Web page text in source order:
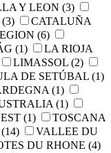
Y LEON (3)
(3)
CATALUÑA
(6)
(1)
LA RIOJA
LIMASSOL (2)
DE SETÚBAL (1)
(1)
(1)
(1)
TOSCANA
(14)
VALLEE DU
DU RHONE (4)